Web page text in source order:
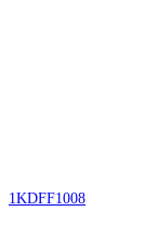
1KDFF1008